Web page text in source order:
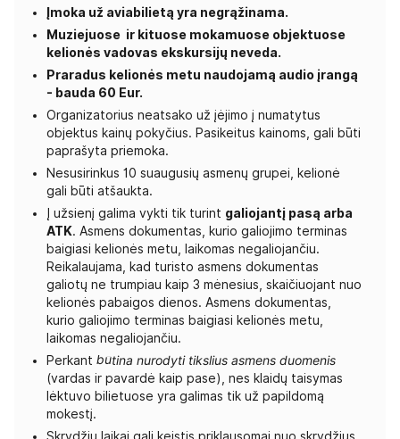
Įmoka už aviabilietą yra negrąžinama.
Muziejuose ir kituose mokamuose objektuose
kelionės vadovas ekskursijų neveda.
Praradus kelionės metu naudojamą audio įrangą
- bauda 60 Eur.
Organizatorius neatsako už įėjimo į numatytus
objektus kainų pokyčius. Pasikeitus kainoms, gali būti
paprašyta priemoka.
Nesusirinkus 10 suaugusių asmenų grupei, kelionė
gali būti atšaukta.
Į užsienį galima vykti tik turint galiojantį pasą arba
ATK. Asmens dokumentas, kurio galiojimo terminas
baigiasi kelionės metu, laikomas negaliojančiu.
Reikalaujama, kad turisto asmens dokumentas
galiotų ne trumpiau kaip 3 mėnesius, skaičiuojant nuo
kelionės pabaigos dienos. Asmens dokumentas,
kurio galiojimo terminas baigiasi kelionės metu,
laikomas negaliojančiu.
Perkant būtina nurodyti tikslius asmens duomenis
(vardas ir pavardė kaip pase), nes klaidų taisymas
lėktuvo bilietuose yra galimas tik už papildomą
mokestį.